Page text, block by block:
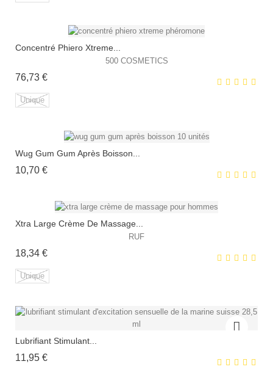
EXCLUSIVITÉ WEB !
Concentré Phiero Xtreme...
500 COSMETICS
76,73 €Prix
Unique
Wug Gum Gum Après Boisson...
10,70 €Prix
HORS STOCK
Xtra Large Crème De Massage...
RUF
18,34 €Prix
Unique
Lubrifiant Stimulant...
11,95 €Prix